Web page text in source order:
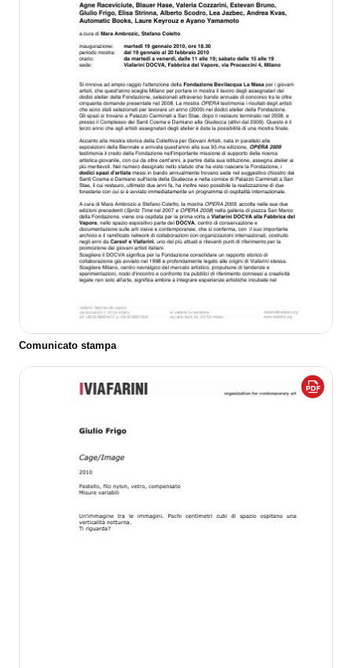
Comunicato stampa